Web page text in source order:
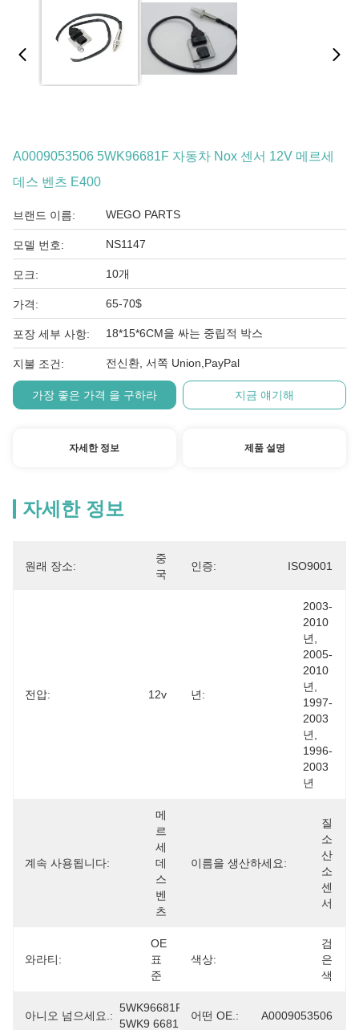
A0009053506 5WK96681F 자동차 Nox 센서 12V 메르세
데스 벤츠 E400
브랜드 이름: WEGO PARTS
모델 번호: NS1147
모크: 10개
가격: 65-70$
포장 세부 사항: 18*15*6CM을 싸는 중립적 박스
지불 조건: 전신환, 서쪽 Union,PayPal
가장 좋은 가격 을 구하라 지금 얘기해
자세한 정보 제품 설명
자세한 정보
원래 장소:
중
국
인증: ISO9001
전압: 12v 년:
2003-
2010
년,
2005-
2010
년,
1997-
2003
년,
1996-
2003
년
계속 사용됩니다:
메
르
세
데
스
벤
츠
이름을 생산하세요:
질
소
산
소
센
서
와라티:
OE
표
준
색상:
검
은
색
아니오 넘으세요.:
5WK96681F
5WK9 6681F
어떤 OE.: A0009053506